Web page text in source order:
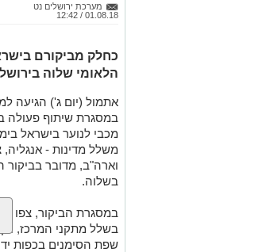
מערכת ירושלים נט
01.08.18 / 12:42
הלאומי שלוה
במסגרת שיתוף פעולה
משלל מדינות - אנגליה,
וארה"ב, מדובר
בשלוה.
במסגרת הביקור, צפו
בשלל מתקני המרכז,
שפת הסימנים בכפות